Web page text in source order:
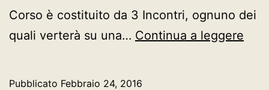
Corso è costituito da 3 Incontri, ognuno dei
quali verterà su una… Continua a leggere
Pubblicato Febbraio 24, 2016